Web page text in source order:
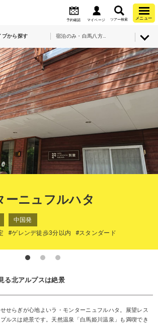
予約確認 マイページ ツアー検索 メニュー
プから探す 宿泊のみ・白馬八方尾根スキー場・ラ・モンターニュフルハタ
ーニュフルハタ
中国発
#ゲレンデ徒歩3分以内 #スタンダード
る北アルプスは絶景
せらぎが心地よいラ・モンターニュフルハタ。展望レス
ルスは絶景です。天然温泉「白馬姫川温泉」も満喫でき